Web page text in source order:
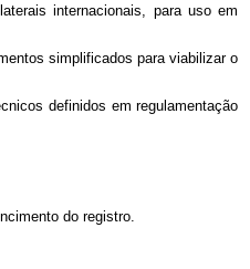
internacionais, para uso em
simplificados para viabilizar o
definidos em regulamentação
do registro.